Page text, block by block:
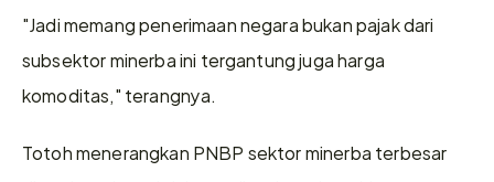
"Jadi memang penerimaan negara bukan pajak dari
subsektor minerba ini tergantung juga harga
komoditas," terangnya.
Totoh menerangkan PNBP sektor minerba terbesar